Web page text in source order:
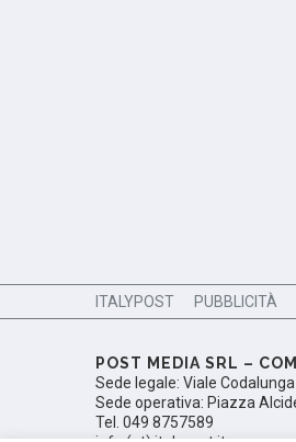
ITALYPOST PUBBLICITÀ
POST MEDIA SRL –
Sede legale: Viale
Sede operativa: Piazza
Tel. 049 8757589